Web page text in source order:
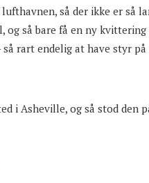
så der ikke er så
og så bare få en ny
rart endelig at have styr
i Asheville, og så stod den